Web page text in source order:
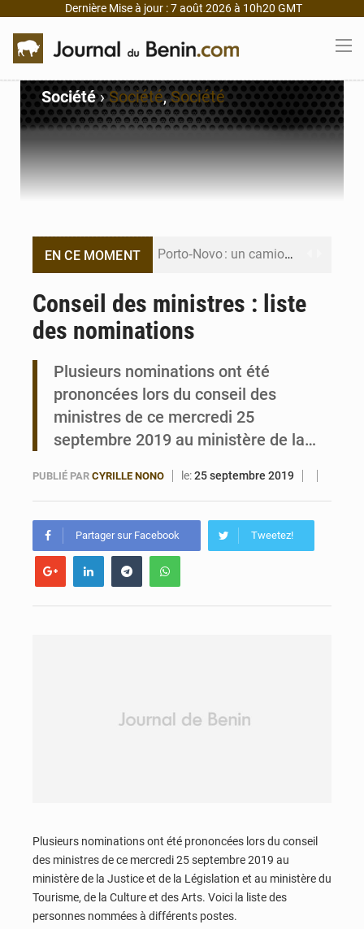
Dernière Mise à jour : 7 août 2026 à 10h20 GMT
Société›Société,Société
EN CE MOMENT Porto‑Novo : un camion de produits pétroliers embrase Avakpa
Conseil des ministres : liste
des nominations
Plusieurs nominations ont été
prononcées lors du conseil des
ministres de ce mercredi 25
septembre 2019 au ministère de la…
PUBLIÉ PAR CYRILLE NONO le:25 septembre 2019
Partager sur Facebook Tweetez!
Plusieurs nominations ont été prononcées lors du conseil
des ministres de ce mercredi 25 septembre 2019 au
ministère de la Justice et de la Législation et au ministère du
Tourisme, de la Culture et des Arts. Voici la liste des
personnes nommées à différents postes.